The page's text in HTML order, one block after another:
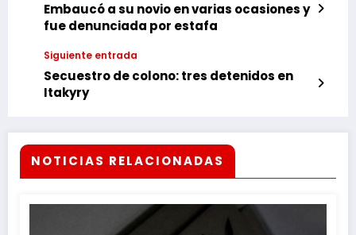
Embaucó a su novio en varias ocasiones y
fue denunciada por estafa
Siguiente entrada
Secuestro de colono: tres detenidos en
Itakyry
NOTICIAS RELACIONADAS